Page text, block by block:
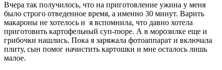
Вчера так получилось, что на приготовление ужина у меня
было строго отведенное время, а именно 30 минут. Варить
макароны не хотелось и я вспомнила, что давно хотела
приготовить картофельный суп-пюре. А в морозилке еще и
грибочки нашлись. Пока я заряжала фотоаппарат и включала
плиту, сын помог начистить картошки и мне осталось лишь
малое.